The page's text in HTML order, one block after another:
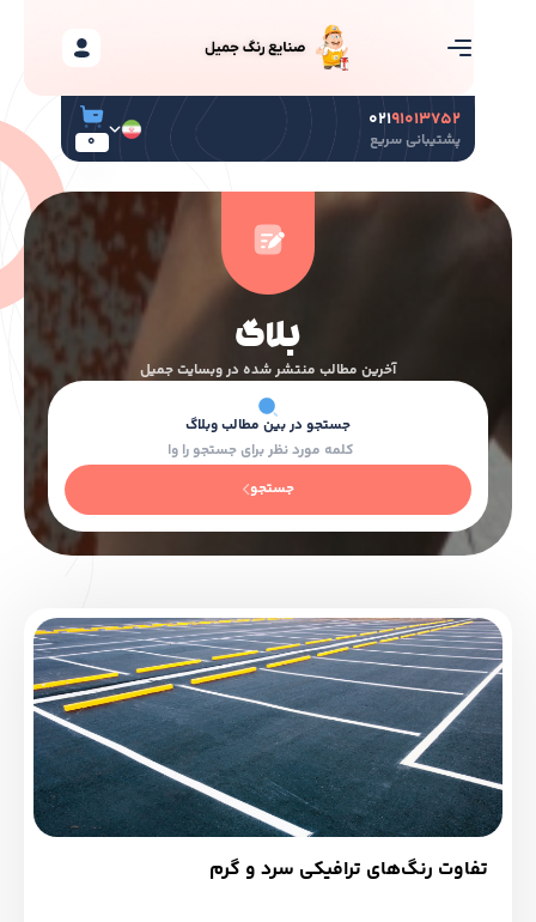
۹۱۰۱۳۷۵۲۰۲۱
پشتیبانی سریع 0
بلاگ
آخرین مطالب منتشر شده در وبسایت جمیل
جستجو در بین مطالب وبلاگ
جستجو
تفاوت رنگ‌های ترافیکی سرد و گرم